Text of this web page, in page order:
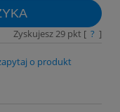
Zyskujesz29pkt [ ? ]
o produkt